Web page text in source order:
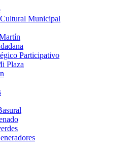
Municipal
Participativo
Plaza